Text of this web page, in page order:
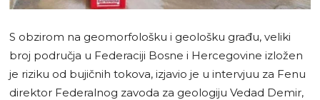
S obzirom na geomorfološku i geološku građu, veliki
broj područja u Federaciji Bosne i Hercegovine izložen
je riziku od bujičnih tokova, izjavio je u intervjuu za Fenu
direktor Federalnog zavoda za geologiju Vedad Demir,